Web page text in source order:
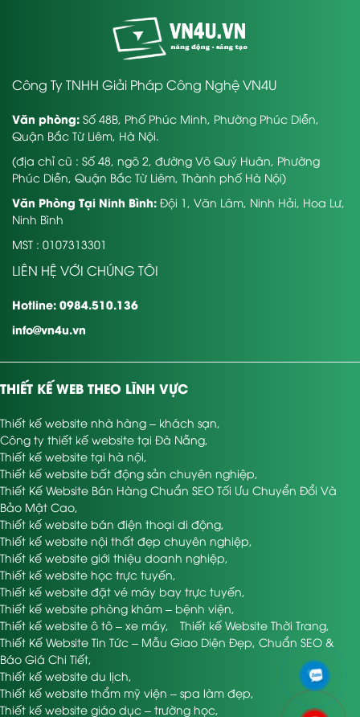
Công Ty TNHH Giải Pháp Công Nghệ VN4U
Văn phòng: Số 48B, Phố Phúc Minh, Phường Phúc Diễn,
Quận Bắc Từ Liêm, Hà Nội.
(địa chỉ cũ : Số 48, ngõ 2, đường Võ Quý Huân, Phường
Phúc Diễn, Quận Bắc Từ Liêm, Thành phố Hà Nội)
Văn Phòng Tại Ninh Bình: Đội 1, Văn Lâm, Ninh Hải, Hoa Lư,
Ninh Bình
MST : 0107313301
LIÊN HỆ VỚI CHÚNG TÔI
Hotline: 0984.510.136
info@vn4u.vn
THIẾT KẾ WEB THEO LĨNH VỰC
Thiết kế website nhà hàng – khách sạn
Công ty thiết kế website tại Đà Nẵng
Thiết kế website tại hà nội
Thiết kế website bất động sản chuyên nghiệp
Thiết Kế Website Bán Hàng Chuẩn SEO Tối Ưu Chuyển Đổi Và
Bảo Mật Cao
Thiết kế website bán điện thoại di động
Thiết kế website nội thất đẹp chuyên nghiệp
Thiết kế website giới thiệu doanh nghiệp
Thiết kế website học trực tuyến
Thiết kế website đặt vé máy bay trực tuyến
Thiết kế website phòng khám – bệnh viện
Thiết kế website ô tô – xe máy, Thiết kế Website Thời Trang
Thiết Kế Website Tin Tức – Mẫu Giao Diện Đẹp, Chuẩn SEO &
Báo Giá Chi Tiết
Thiết kế website du lịch
Thiết kế website thẩm mỹ viện – spa làm đẹp
Thiết kế website giáo dục – trường học